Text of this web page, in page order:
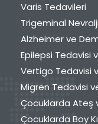
Varis Tedavileri
Trigeminal
Alzheimer ve
Epilepsi Tedavisi
Vertigo Tedavisi
Migren Tedavisi
Çocuklarda Ateş
Çocuklarda Boy